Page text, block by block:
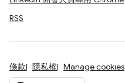
RSS
條款 隱私權 Manage cookies